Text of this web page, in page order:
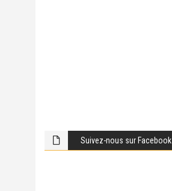
Suivez-nous sur Facebook